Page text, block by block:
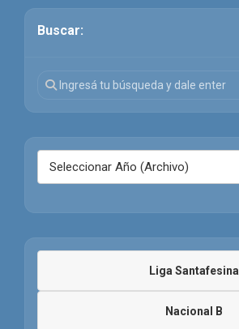
Buscar:
Liga Santafesina
Nacional B